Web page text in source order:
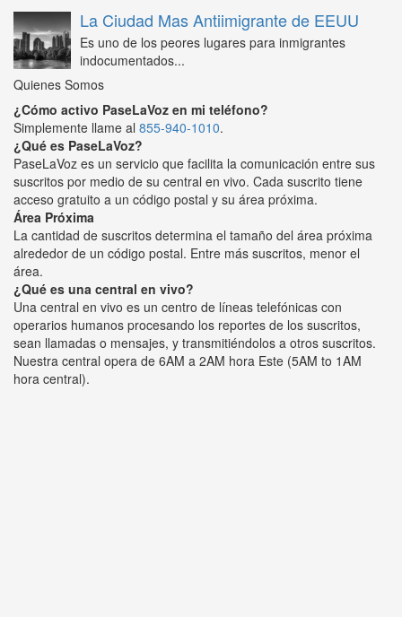
La Ciudad Mas Antiimigrante de EEUU
Es uno de los peores lugares para inmigrantes
indocumentados...
Quienes Somos
¿Cómo activo PaseLaVoz en mi teléfono?
Simplemente llame al 855-940-1010.
¿Qué es PaseLaVoz?
PaseLaVoz es un servicio que facilita la comunicación entre sus
suscritos por medio de su central en vivo. Cada suscrito tiene
acceso gratuito a un código postal y su área próxima.
Área Próxima
La cantidad de suscritos determina el tamaño del área próxima
alrededor de un código postal. Entre más suscritos, menor el
área.
¿Qué es una central en vivo?
Una central en vivo es un centro de líneas telefónicas con
operarios humanos procesando los reportes de los suscritos,
sean llamadas o mensajes, y transmitiéndolos a otros suscritos.
Nuestra central opera de 6AM a 2AM hora Este (5AM to 1AM
hora central).